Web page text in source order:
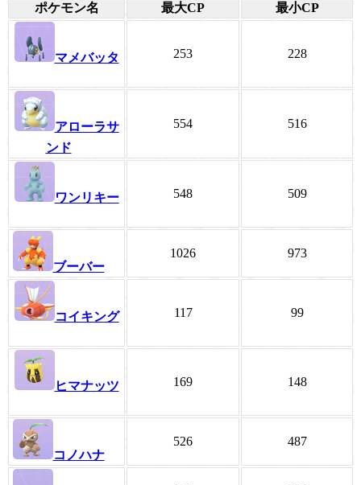
ポケモン名 最大CP 最小CP
マメバッタ 253 228
アローラサ
ンド
554 516
ワンリキー 548 509
ブーバー
1026 973
コイキング 117 99
ヒマナッツ 169 148
コノハナ
526 487